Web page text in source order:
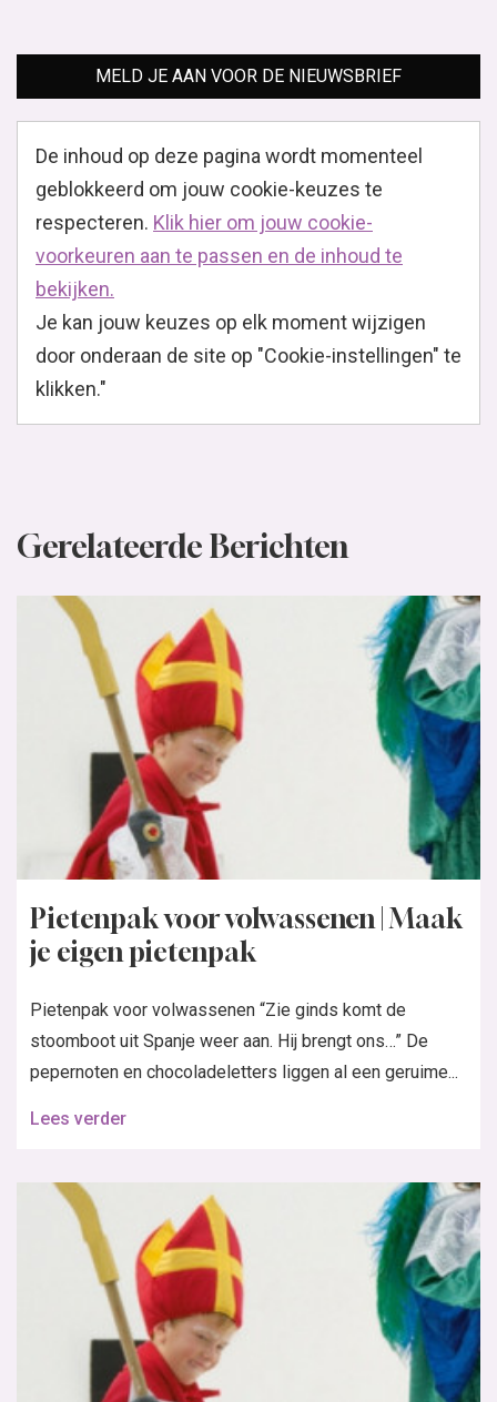
MELD JE AAN VOOR DE NIEUWSBRIEF
De inhoud op deze pagina wordt momenteel
geblokkeerd om jouw cookie-keuzes te
respecteren. Klik hier om jouw cookie-
voorkeuren aan te passen en de inhoud te
bekijken.
Je kan jouw keuzes op elk moment wijzigen
door onderaan de site op "Cookie-instellingen" te
klikken."
Gerelateerde Berichten
Pietenpak voor volwassenen | Maak
je eigen pietenpak
Pietenpak voor volwassenen “Zie ginds komt de
stoomboot uit Spanje weer aan. Hij brengt ons…” De
pepernoten en chocoladeletters liggen al een geruime...
Lees verder